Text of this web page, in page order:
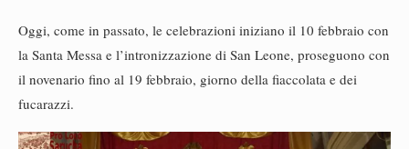
Oggi, come in passato, le celebrazioni iniziano il 10 febbraio con
la Santa Messa e l’intronizzazione di San Leone, proseguono con
il novenario fino al 19 febbraio, giorno della fiaccolata e dei
fucarazzi.